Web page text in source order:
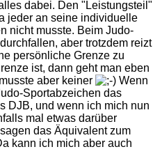
dabei. Den "Leistungsteil"
jeder an seine individuelle
nicht musste. Beim Judo-
aber trotzdem reizt
persönliche Grenze zu
ist, dann geht man eben
aber keiner
Wenn
Sportabzeichen das
DJB, und wenn ich mich nun
mal etwas darüber
das Äquivalent zum
kann ich mich aber auch